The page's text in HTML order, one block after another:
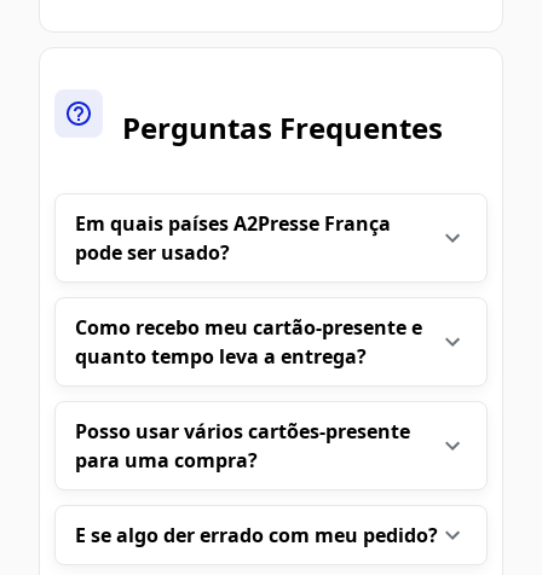
Perguntas Frequentes
Em quais países A2Presse França
pode ser usado?
Como recebo meu cartão-presente e
quanto tempo leva a entrega?
Posso usar vários cartões-presente
para uma compra?
E se algo der errado com meu pedido?